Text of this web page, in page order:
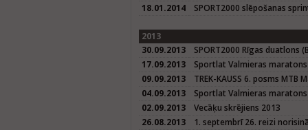
18.01.2014
SPORT2000 slēpošanas
2013
30.09.2013
SPORT2000 Rīgas duatlons
17.09.2013
Sportlat Valmieras
09.09.2013
TREK-KAUSS 6. posms MTB
04.09.2013
Sportlat Valmieras
02.09.2013
Vecāķu skrējiens 2013
26.08.2013
1. septembrī 26. reizi